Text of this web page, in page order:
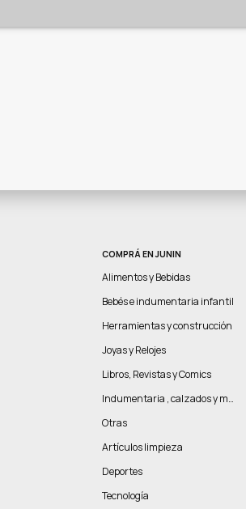
COMPRÁ EN JUNIN
Alimentos y Bebidas
Bebés e indumentaria infantil
Herramientas y construcción
Joyas y Relojes
Libros, Revistas y Comics
Indumentaria , calzados y marroquinería
Otras
Artículos limpieza
Deportes
Tecnología